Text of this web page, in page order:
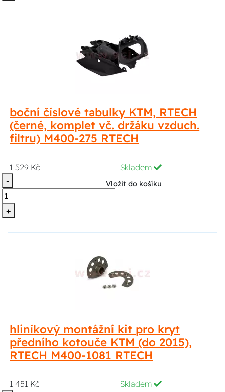
boční číslové tabulky KTM, RTECH
(černé, komplet vč. držáku vzduch.
filtru) M400-275 RTECH
1 529 Kč
Skladem
-
+
Vložit do košíku
hliníkový montážní kit pro kryt
předního kotouče KTM (do 2015),
RTECH M400-1081 RTECH
1 451 Kč
Skladem